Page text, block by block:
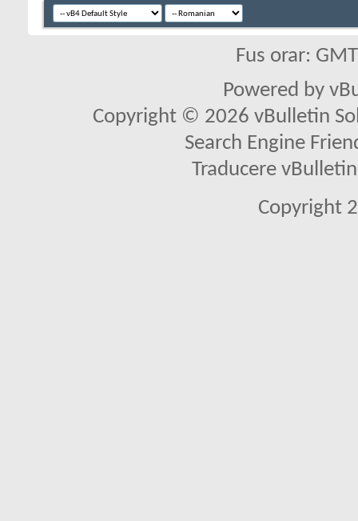
Fus orar:
Powered by
Copyright © 2026 vBulletin
Search Engine
Traducere
Copyright